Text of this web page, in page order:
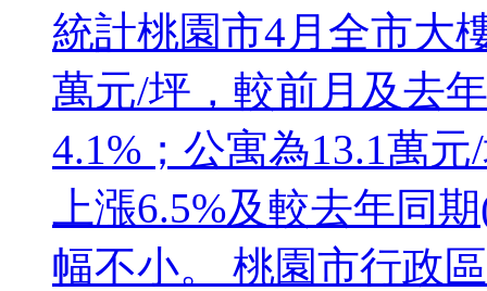
統計桃園市4月全市大
萬元/坪，較前月及去
4.1%；公寓為13.1萬
上漲6.5%及較去年同
幅不小。 桃園市行政